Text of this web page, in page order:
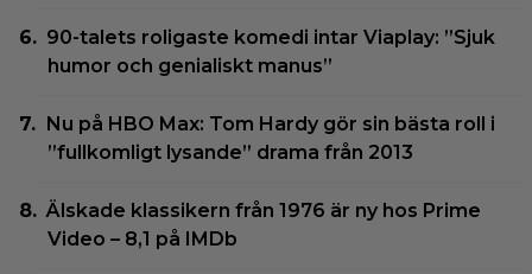
90-talets roligaste komedi intar Viaplay: ”Sjuk
humor och genialiskt manus”
Nu på HBO Max: Tom Hardy gör sin bästa roll i
”fullkomligt lysande” drama från 2013
Älskade klassikern från 1976 är ny hos Prime
Video – 8,1 på IMDb